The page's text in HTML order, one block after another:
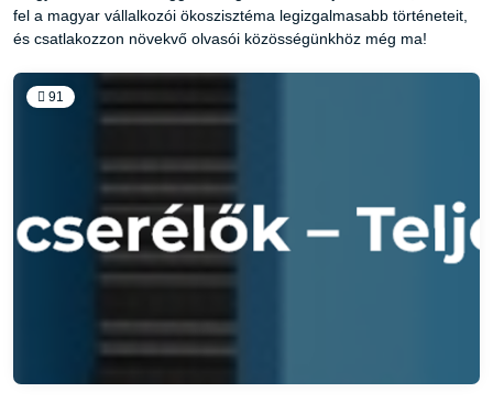
fel a magyar vállalkozói ökoszisztéma legizgalmasabb történeteit,
és csatlakozzon növekvő olvasói közösségünkhöz még ma!
91